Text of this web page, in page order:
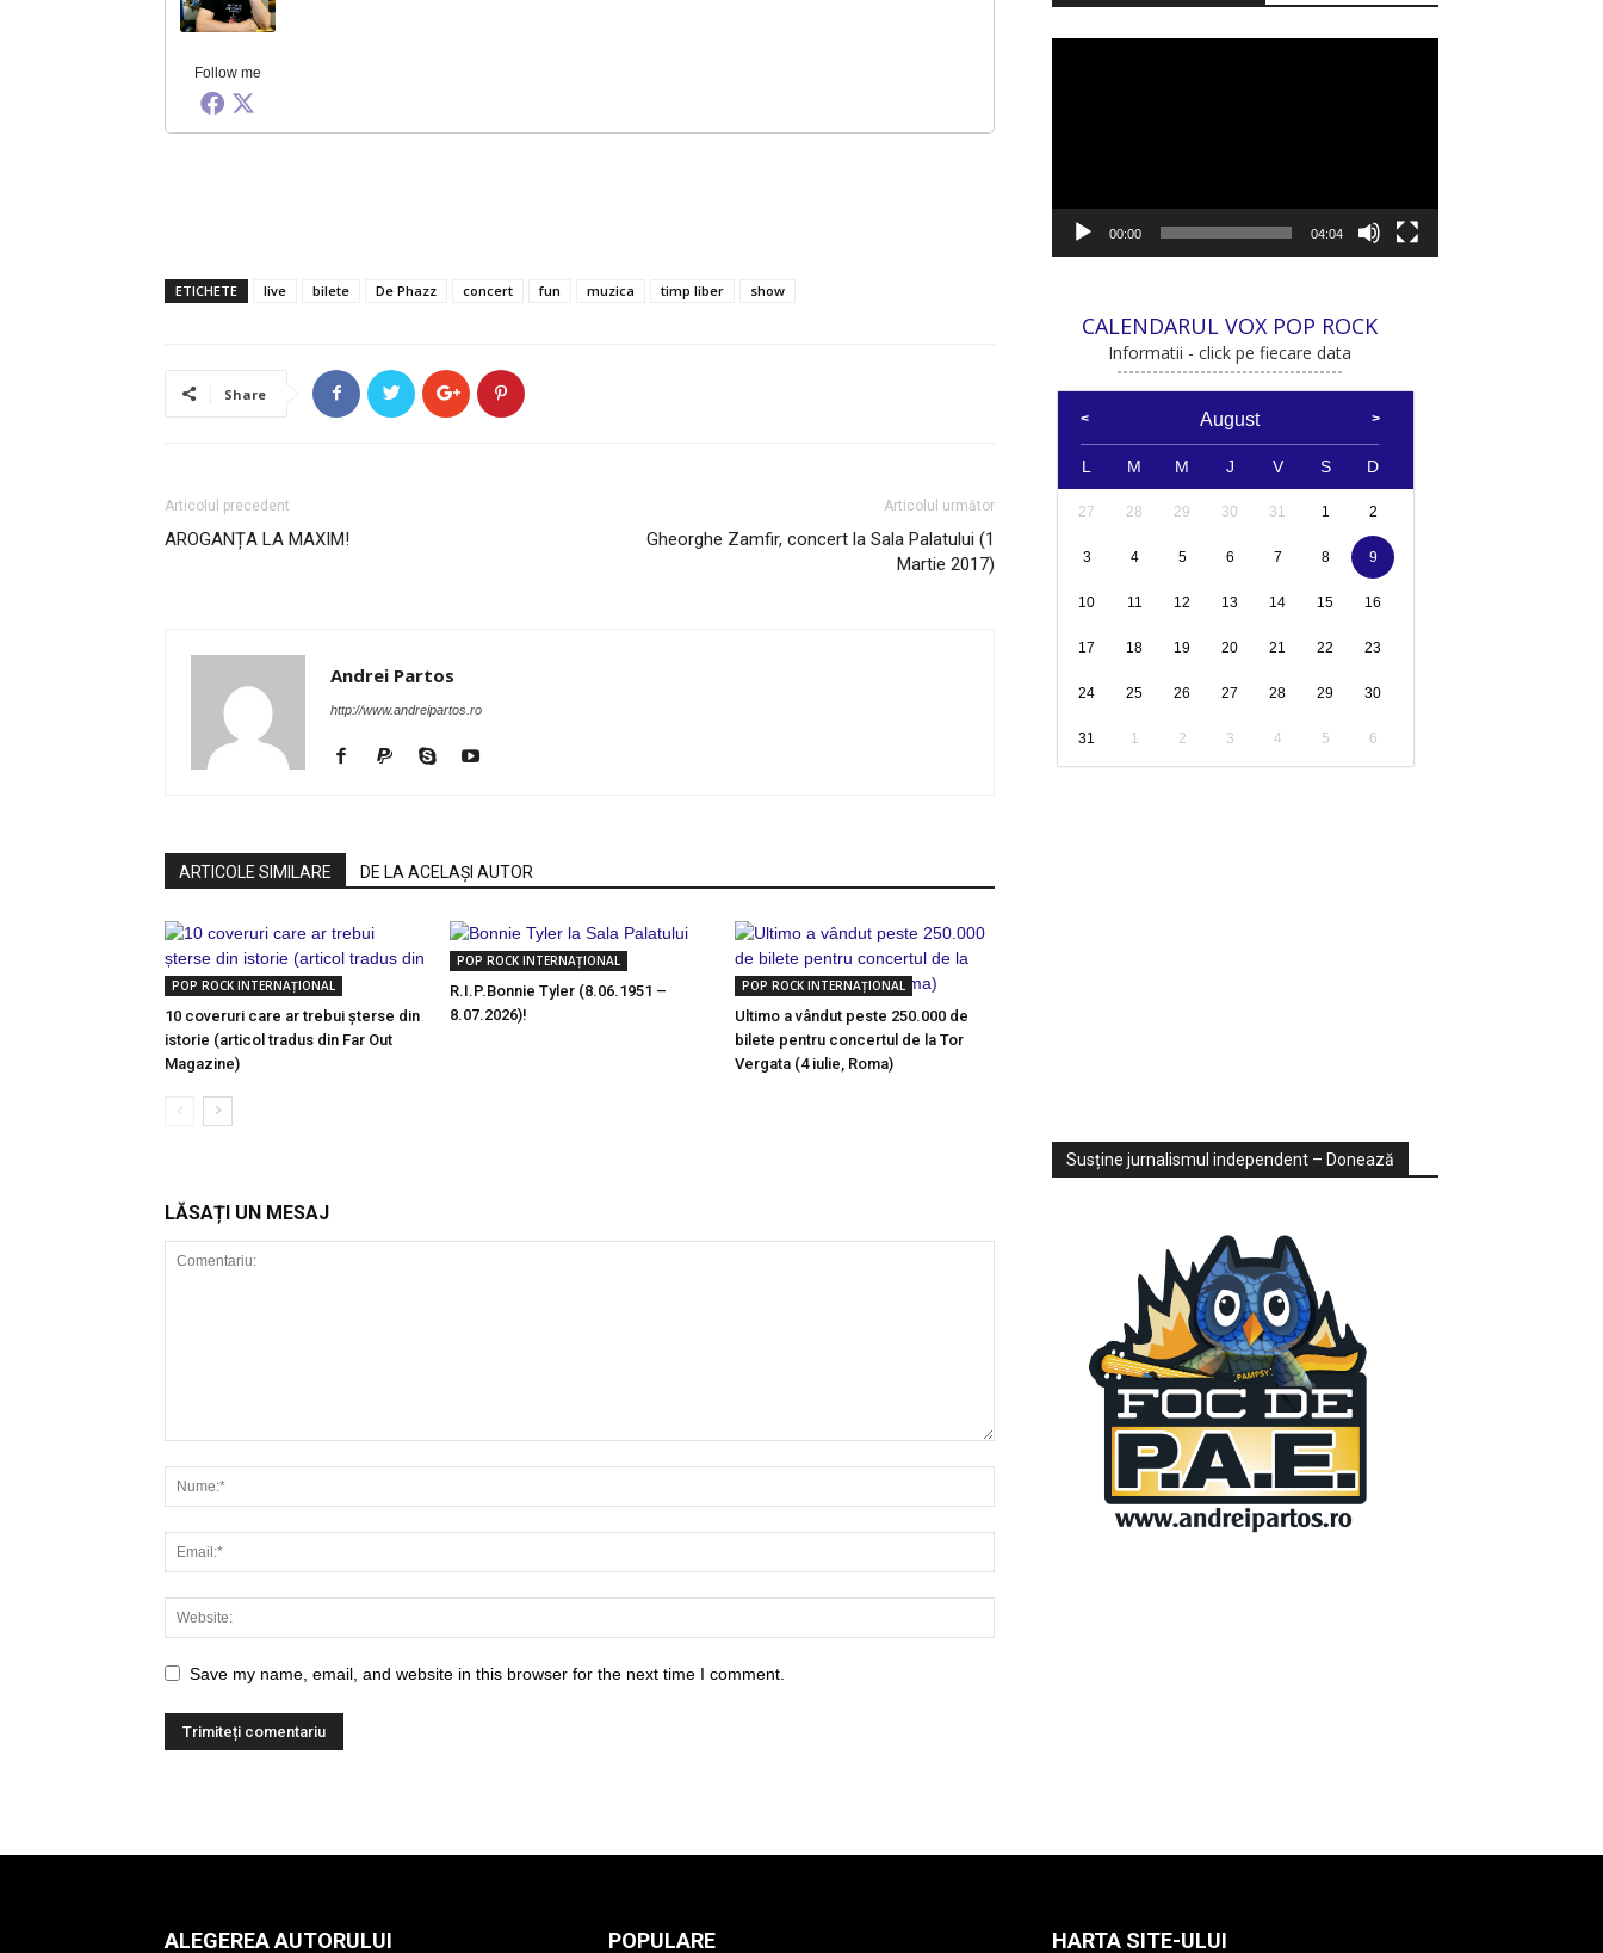
Follow me
ETICHETE live bilete De Phazz concert fun muzica timp liber show
Share
Articolul precedent
AROGANȚA LA MAXIM!
Articolul următor
Gheorghe Zamfir, concert la Sala Palatului (1
Martie 2017)
Andrei Partos
http://www.andreipartos.ro
ARTICOLE SIMILARE DE LA ACELAȘI AUTOR
POP ROCK INTERNAȚIONAL
10 coveruri care ar trebui șterse din
istorie (articol tradus din Far Out
Magazine)
POP ROCK INTERNAȚIONAL
R.I.P.Bonnie Tyler (8.06.1951 –
8.07.2026)!
POP ROCK INTERNAȚIONAL
Ultimo a vândut peste 250.000 de
bilete pentru concertul de la Tor
Vergata (4 iulie, Roma)
LĂSAȚI UN MESAJ
Save my name, email, and website in this browser for the next time I comment.
00:00 04:04
CALENDARUL VOX POP ROCK
Informatii - click pe fiecare data
August
L M M J V S D
27 28 29 30 31 1 2
3 4 5 6 7 8 9
10 11 12 13 14 15 16
17 18 19 20 21 22 23
24 25 26 27 28 29 30
31 1 2 3 4 5 6
Sondaje
Video
Susține jurnalismul independent – Donează
ALEGEREA AUTORULUI POPULARE HARTA SITE-ULUI